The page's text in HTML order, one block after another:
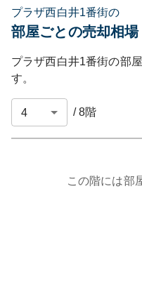
プラザ西白井1番街の
部屋ごとの売却相場
プラザ西白井1番街の部
す。
/8階
この階には部